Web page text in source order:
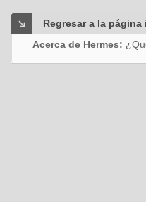
Regresar a la página
Acerca de Hermes: